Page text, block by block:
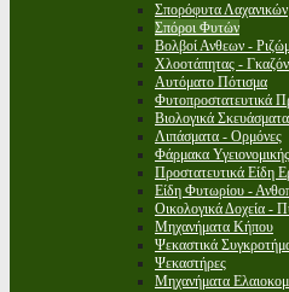
Σπορόφυτα Λαχανικών
Σπόροι Φυτών
Βολβοί Ανθεων -
Χλοοτάπητας - Γκαζόν
Αυτόματο Πότισμα
Φυτοπροστατευτικά
Βιολογικά
Λιπάσματα - Ορμόνες
Φάρμακα
Προστατευτικά Είδη
Είδη Φυτωρίου -
Οικολογικά Δοχεία -
Μηχανήματα Κήπου
Ψεκαστικά
Ψεκαστήρες
Μηχανήματα